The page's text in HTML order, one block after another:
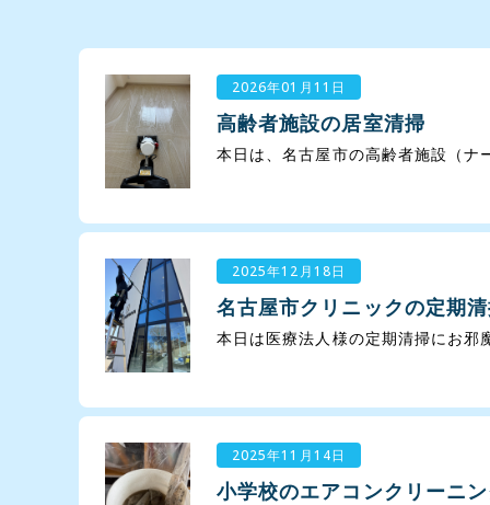
2026年01月11日
高齢者施設の居室清掃
本日は、名古屋市の高齢者施設（ナ
2025年12月18日
名古屋市クリニックの定期
本日は医療法人様の定期清掃にお邪
2025年11月14日
小学校のエアコンクリーニ